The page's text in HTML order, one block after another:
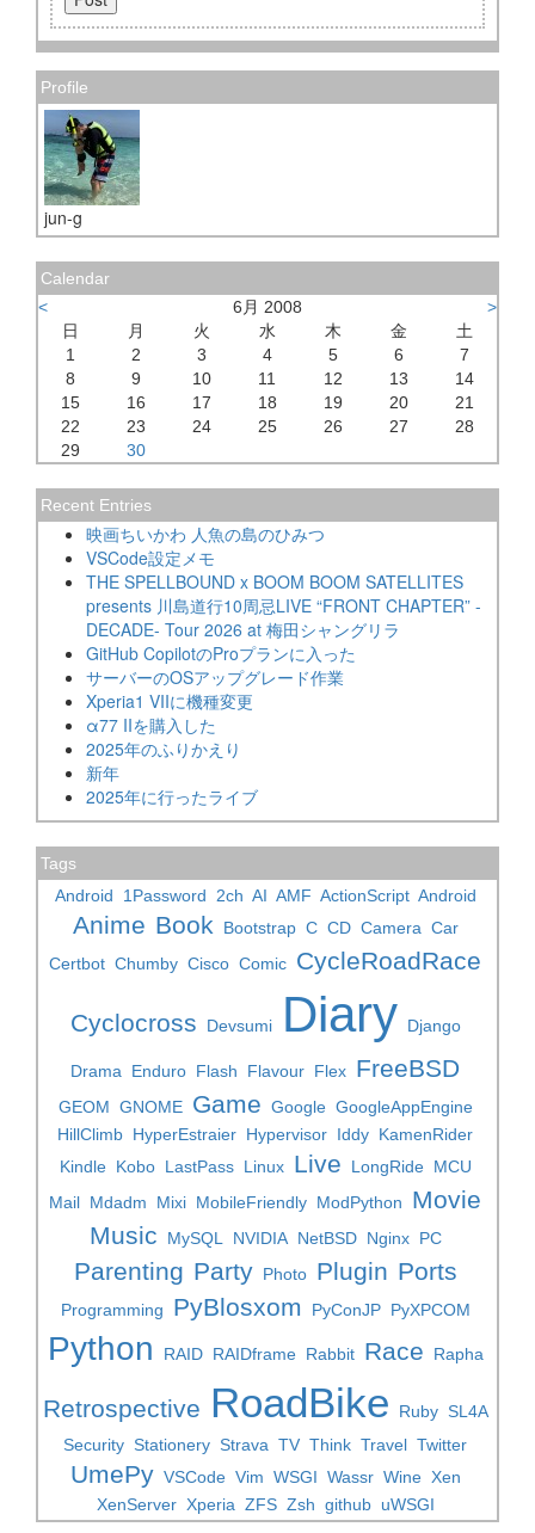
Profile
jun-g
Calendar
<
6月 2008
>
日
月 火 水 木 金
土
1
2 3 4 5 6
7
8
9 10 11 12 13
14
15
16 17 18 19 20
21
22
23 24 25 26 27
28
29
30
Recent Entries
映画ちいかわ 人魚の島のひみつ
VSCode設定メモ
THE SPELLBOUND x BOOM BOOM SATELLITES
presents 川島道行10周忌LIVE “FRONT CHAPTER” -
DECADE- Tour 2026 at 梅田シャングリラ
GitHub CopilotのProプランに入った
サーバーのOSアップグレード作業
Xperia1 VIIに機種変更
α77 IIを購入した
2025年のふりかえり
新年
2025年に行ったライブ
Tags
Android
1Password 2ch AI AMF ActionScript Android
Anime Book Bootstrap C CD Camera Car
Certbot Chumby Cisco Comic CycleRoadRace
Cyclocross Devsumi Diary Django
Drama Enduro Flash Flavour Flex FreeBSD
GEOM GNOME Game Google GoogleAppEngine
HillClimb HyperEstraier Hypervisor Iddy KamenRider
Kindle Kobo LastPass Linux Live LongRide MCU
Mail Mdadm Mixi MobileFriendly ModPython
Movie
Music
MySQL NVIDIA NetBSD Nginx PC
Parenting Party Photo Plugin Ports
Programming PyBlosxom PyConJP PyXPCOM
Python RAID RAIDframe Rabbit Race Rapha
Retrospective RoadBike Ruby SL4A
Security Stationery Strava TV Think Travel Twitter
UmePy VSCode Vim WSGI Wassr Wine Xen
XenServer Xperia ZFS Zsh github uWSGI